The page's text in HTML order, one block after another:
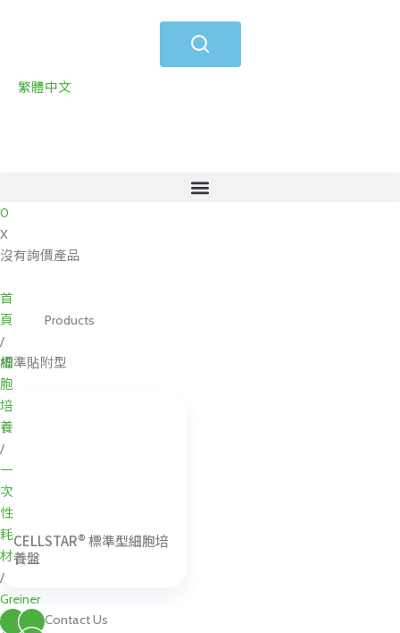
繁體中文
0
X
沒有詢價產品
首
頁
/
細
胞
培
養
/
一
次
性
耗
材
/
Greiner
培
Products
標準貼附型
CELLSTAR® 標準型細胞培
養盤
Contact Us